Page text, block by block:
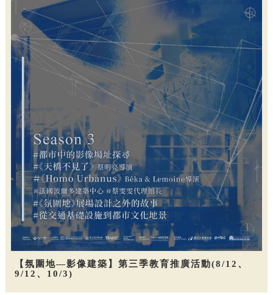
【氛圍地—影像建築】第三季教育推廣活動(8/12、
9/12、10/3)